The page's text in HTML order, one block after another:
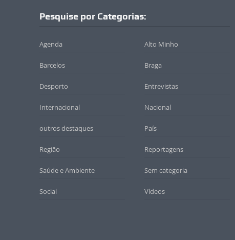
Pesquise por Categorias:
Agenda Alto Minho
Barcelos Braga
Desporto Entrevistas
Internacional Nacional
outros destaques País
Região Reportagens
Saúde e Ambiente Sem categoria
Social Vídeos